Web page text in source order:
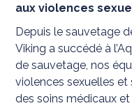
aux violences
Depuis le sauvetage
Viking a succédé à
de sauvetage, nos
violences sexuelles
des soins médicaux